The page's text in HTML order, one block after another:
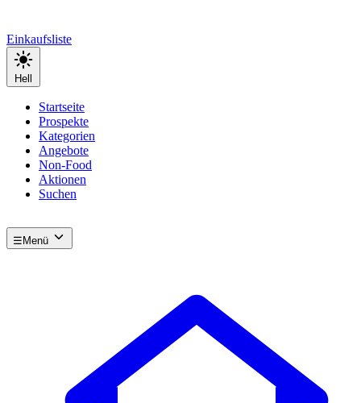
Einkaufsliste
Hell
Startseite
Prospekte
Kategorien
Angebote
Non-Food
Aktionen
Suchen
☰ Menü